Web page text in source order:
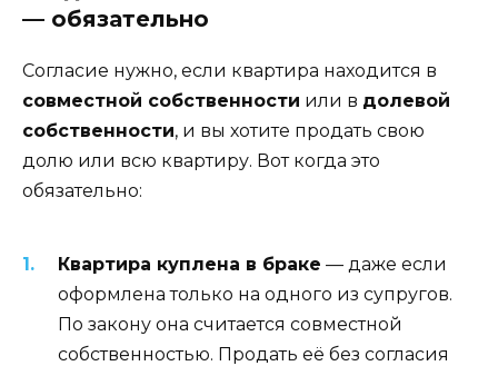
— обязательно
Согласие нужно, если квартира находится в
совместной собственности или в долевой
собственности, и вы хотите продать свою
долю или всю квартиру. Вот когда это
обязательно:
Квартира куплена в браке — даже если
оформлена только на одного из супругов.
По закону она считается совместной
собственностью. Продать её без согласия